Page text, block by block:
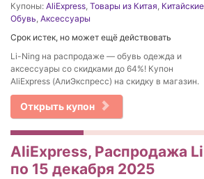
Купоны: AliExpress, Товары из Китая,
Обувь, Аксессуары
Срок истек, но может ещё действовать
Li-Ning на распродаже — обувь одежда и
аксессуары со скидками до 64%! Купон
AliExpress (АлиЭкспресс) на скидку в магазин.
Открыть купон
AliExpress, Распродажа
по 15 декабря 2025